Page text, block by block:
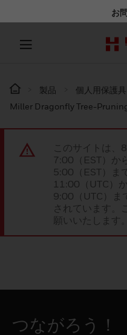
お
製品 個人用保護具
Miller Dragonfly Tree-
このサイトは、
7:00（EST）か
5:00（EST）ま
11:00（UTC）
9:00（UTC）ま
されています。
願いいたします。
つながろう！